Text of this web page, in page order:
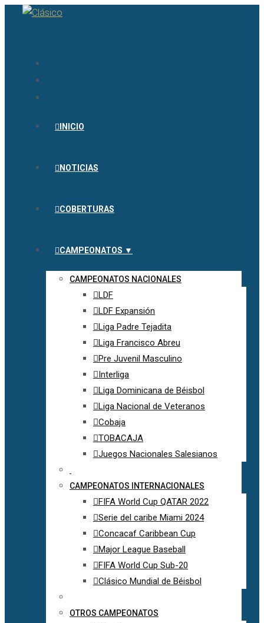
INICIO
NOTICIAS
COBERTURAS
CAMPEONATOS ▼
CAMPEONATOS NACIONALES
LDF
LDF Expansión
Liga Padre Tejadita
Liga Francisco Abreu
Pre Juvenil Masculino
Interliga
Liga Dominicana de Béisbol
Liga Nacional de Veteranos
Cobaja
TOBACAJA
Juegos Nacionales Salesianos
CAMPEONATOS INTERNACIONALES
FIFA World Cup QATAR 2022
Serie del caribe Miami 2024
Concacaf Caribbean Cup
Major League Baseball
FIFA World Cup Sub-20
Clásico Mundial de Béisbol
OTROS CAMPEONATOS